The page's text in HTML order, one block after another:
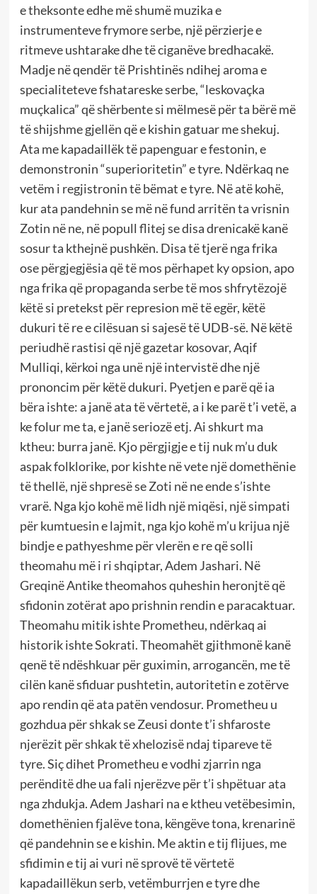
e theksonte edhe më shumë muzika e
instrumenteve frymore serbe, një përzierje e
ritmeve ushtarake dhe të ciganëve bredhacakë.
Madje në qendër të Prishtinës ndihej aroma e
specialiteteve fshatareske serbe, “leskovaçka
muçkalica” që shërbente si mëlmesë për ta bërë më
të shijshme gjellën që e kishin gatuar me shekuj.
Ata me kapadaillëk të papenguar e festonin, e
demonstronin “superioritetin” e tyre. Ndërkaq ne
vetëm i regjistronin të bëmat e tyre. Në atë kohë,
kur ata pandehnin se më në fund arritën ta vrisnin
Zotin në ne, në popull flitej se disa drenicakë kanë
sosur ta kthejnë pushkën. Disa të tjerë nga frika
ose përgjegjësia që të mos përhapet ky opsion, apo
nga frika që propaganda serbe të mos shfrytëzojë
këtë si pretekst për represion më të egër, këtë
dukuri të re e cilësuan si sajesë të UDB-së. Në këtë
periudhë rastisi që një gazetar kosovar, Aqif
Mulliqi, kërkoi nga unë një intervistë dhe një
prononcim për këtë dukuri. Pyetjen e parë që ia
bëra ishte: a janë ata të vërtetë, a i ke parë t’i vetë, a
ke folur me ta, e janë seriozë etj. Ai shkurt ma
ktheu: burra janë. Kjo përgjigje e tij nuk m’u duk
aspak folklorike, por kishte në vete një domethënie
të thellë, një shpresë se Zoti në ne ende s’ishte
vrarë. Nga kjo kohë më lidh një miqësi, një simpati
për kumtuesin e lajmit, nga kjo kohë m’u krijua një
bindje e pathyeshme për vlerën e re që solli
theomahu më i ri shqiptar, Adem Jashari. Në
Greqinë Antike theomahos quheshin heronjtë që
sfidonin zotërat apo prishnin rendin e paracaktuar.
Theomahu mitik ishte Prometheu, ndërkaq ai
historik ishte Sokrati. Theomahët gjithmonë kanë
qenë të ndëshkuar për guximin, arrogancën, me të
cilën kanë sfiduar pushtetin, autoritetin e zotërve
apo rendin që ata patën vendosur. Prometheu u
gozhdua për shkak se Zeusi donte t’i shfaroste
njerëzit për shkak të xhelozisë ndaj tipareve të
tyre. Siç dihet Prometheu e vodhi zjarrin nga
perënditë dhe ua fali njerëzve për t’i shpëtuar ata
nga zhdukja. Adem Jashari na e ktheu vetëbesimin,
domethënien fjalëve tona, këngëve tona, krenarinë
që pandehnin se e kishin. Me aktin e tij flijues, me
sfidimin e tij ai vuri në sprovë të vërtetë
kapadaillëkun serb, vetëmburrjen e tyre dhe